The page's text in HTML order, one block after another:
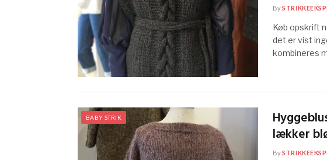
By
Køb opskrift
det er vist
kombineres
BABY STRIK
lækker
By